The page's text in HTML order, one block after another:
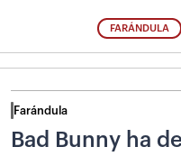
FARÁNDULA
Farándula
Bad Bunny ha